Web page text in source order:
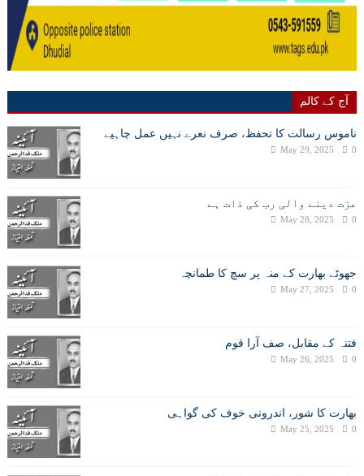
آج کے کالم
ناموس رسالت کا تحفظ، صرف نعرے نہیں عمل چاہیے
May 29, 2025 0
عزت دینے والی رب کی ذات ہے
May 28, 2025 0
جھوٹے بھارت کے منہ پر سچ کا طمانچہ
May 27, 2025 0
فتنہ کے مقابل، صف آرا قوم
May 26, 2025 0
بھارت کا شور، اندرونی خوف کی گواہی
May 25, 2025 0